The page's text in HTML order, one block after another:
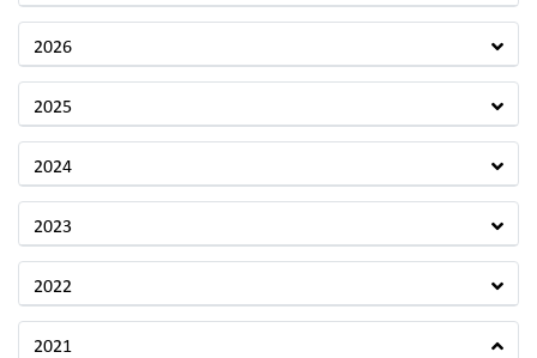
2026
2025
2024
2023
2022
2021